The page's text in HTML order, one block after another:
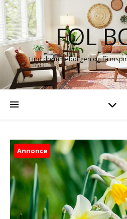
FOL
Find drømmeboligen og få
Annonce